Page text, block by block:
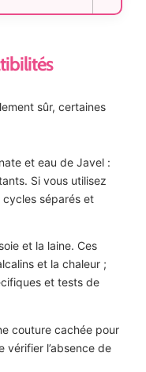
sûr, certaines
et eau de Javel :
Si vous utilisez
séparés et
et la laine. Ces
et la chaleur ;
et tests de
couture cachée pour
vérifier l’absence de